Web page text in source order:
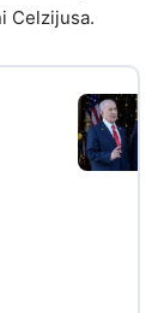
Celzijusa.